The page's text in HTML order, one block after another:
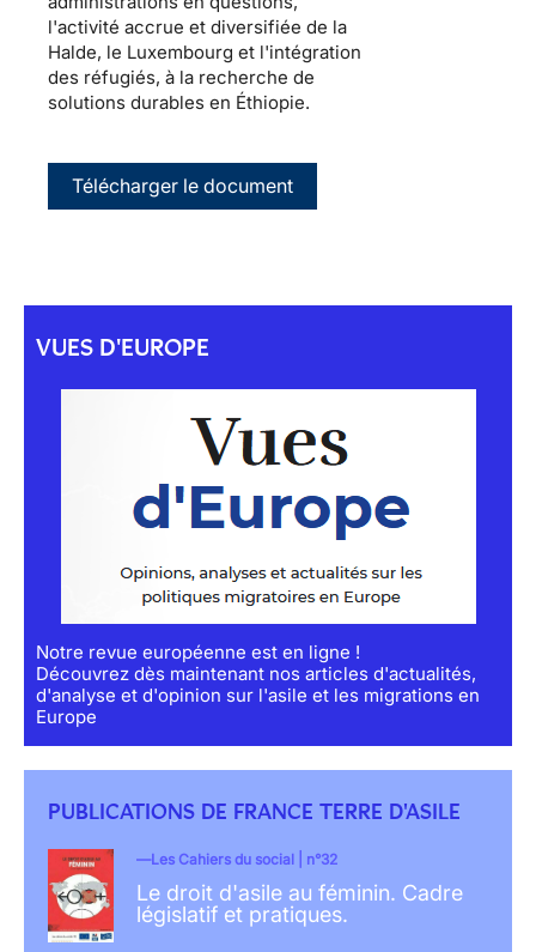
l'activité accrue et diversifiée de la
Halde, le Luxembourg et l'intégration
des réfugiés, à la recherche de
solutions durables en Éthiopie.
Télécharger le document
VUES D'EUROPE
Notre revue européenne est en ligne !
Découvrez dès maintenant nos articles d'actualités,
d'analyse et d'opinion sur l'asile et les migrations en
Europe
PUBLICATIONS DE FRANCE TERRE D'ASILE
Les Cahiers du social | n°32
Le droit d'asile au féminin. Cadre
législatif et pratiques.